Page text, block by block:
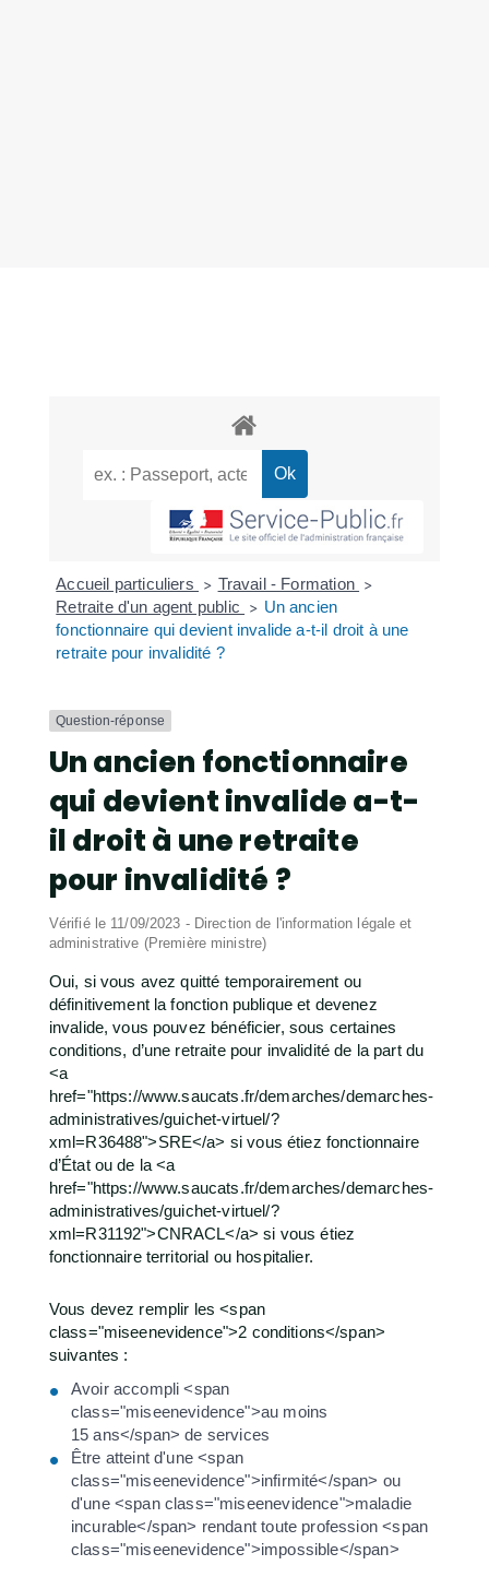
Accueil particuliers > Travail - Formation >
Retraite d'un agent public > Un ancien
fonctionnaire qui devient invalide a-t-il droit à une
retraite pour invalidité ?
Question-réponse
Un ancien fonctionnaire
qui devient invalide a-t-
il droit à une retraite
pour invalidité ?
Vérifié le 11/09/2023 - Direction de l'information légale et
administrative (Première ministre)
Oui, si vous avez quitté temporairement ou
définitivement la fonction publique et devenez
invalide, vous pouvez bénéficier, sous certaines
conditions, d’une retraite pour invalidité de la part du
<a
href="https://www.saucats.fr/demarches/demarches-
administratives/guichet-virtuel/?
xml=R36488">SRE</a> si vous étiez fonctionnaire
d’État ou de la <a
href="https://www.saucats.fr/demarches/demarches-
administratives/guichet-virtuel/?
xml=R31192">CNRACL</a> si vous étiez
fonctionnaire territorial ou hospitalier.
Vous devez remplir les <span
class="miseenevidence">2 conditions</span>
suivantes :
Avoir accompli <span
class="miseenevidence">au moins
15 ans</span> de services
Être atteint d'une <span
class="miseenevidence">infirmité</span> ou
d'une <span class="miseenevidence">maladie
incurable</span> rendant toute profession <span
class="miseenevidence">impossible</span>